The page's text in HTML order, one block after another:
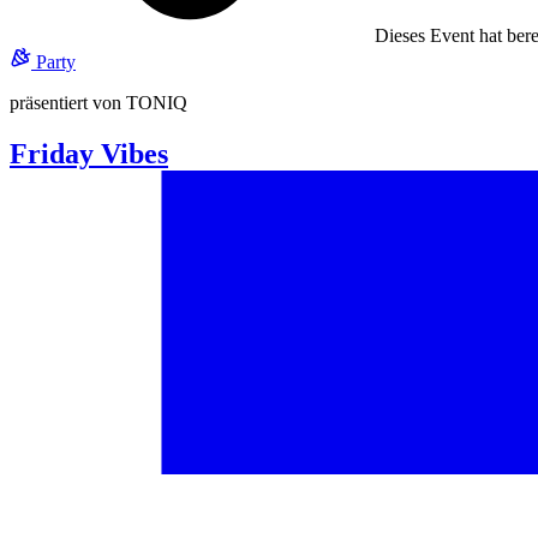
Dieses Event hat
Party
präsentiert von TONIQ
Friday Vibes